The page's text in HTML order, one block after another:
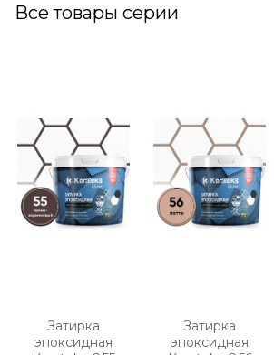
Все товары серии
Затирка
эпоксидная
Затирка
эпоксидная